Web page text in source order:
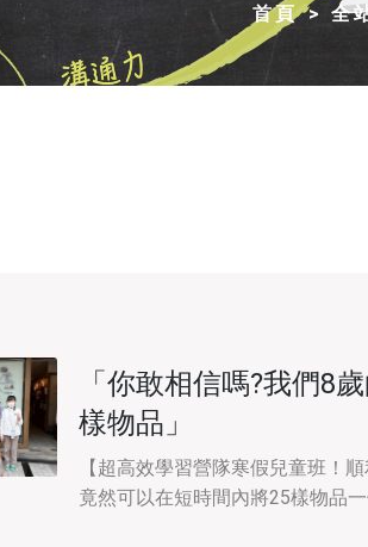
首頁 全
「你敢相信嗎?我們8
樣物品」
【超高效學習營隊寒假兒童班！
竟然可以在短時間內將25樣物品